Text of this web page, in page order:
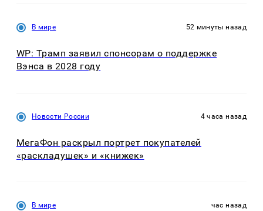
В мире 52 минуты назад
WP: Трамп заявил спонсорам о поддержке
Вэнса в 2028 году
Новости России 4 часа назад
МегаФон раскрыл портрет покупателей
«раскладушек» и «книжек»
В мире час назад